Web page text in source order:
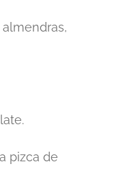
pizca de